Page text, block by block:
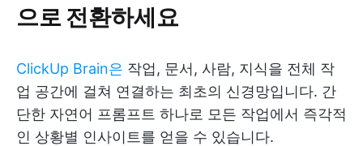
으로 전환하세요
ClickUp Brain은 작업, 문서, 사람, 지식을 전체 작
업 공간에 걸쳐 연결하는 최초의 신경망입니다. 간
단한 자연어 프롬프트 하나로 모든 작업에서 즉각적
인 상황별 인사이트를 얻을 수 있습니다.